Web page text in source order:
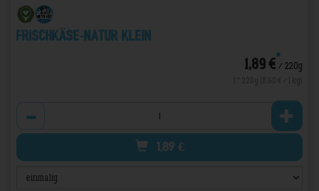
Frischkäse-Natur Klein
1,89 €*/ 220g
1,89 €